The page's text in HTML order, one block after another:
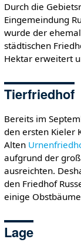
Durch die
Eingemeindung
wurde der
städtischen
Hektar erweitert
Tierfriedhof
Bereits im
den ersten Kieler
Alten
aufgrund der
ausreichten.
den Friedhof
einige
Lage